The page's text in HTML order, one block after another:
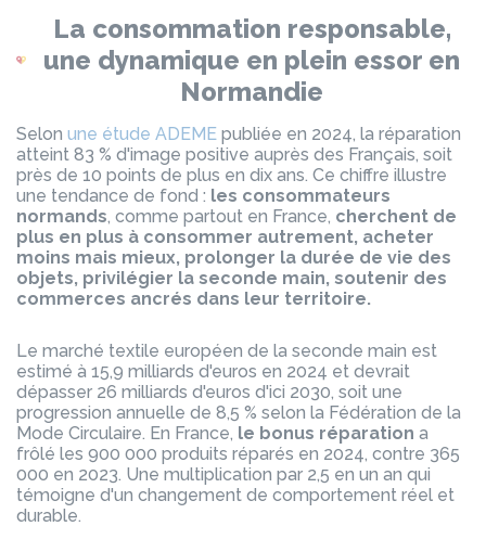
La consommation responsable,
une dynamique en plein essor en
Normandie
Selon une étude ADEME publiée en 2024, la réparation
atteint 83 % d'image positive auprès des Français, soit
près de 10 points de plus en dix ans. Ce chiffre illustre
une tendance de fond : les consommateurs
normands, comme partout en France, cherchent de
plus en plus à consommer autrement, acheter
moins mais mieux, prolonger la durée de vie des
objets, privilégier la seconde main, soutenir des
commerces ancrés dans leur territoire.
Le marché textile européen de la seconde main est
estimé à 15,9 milliards d'euros en 2024 et devrait
dépasser 26 milliards d'euros d'ici 2030, soit une
progression annuelle de 8,5 % selon la Fédération de la
Mode Circulaire. En France, le bonus réparation a
frôlé les 900 000 produits réparés en 2024, contre 365
000 en 2023. Une multiplication par 2,5 en un an qui
témoigne d'un changement de comportement réel et
durable.